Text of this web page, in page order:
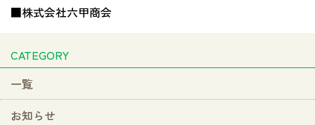
■株式会社六甲商会
CATEGORY
一覧
お知らせ